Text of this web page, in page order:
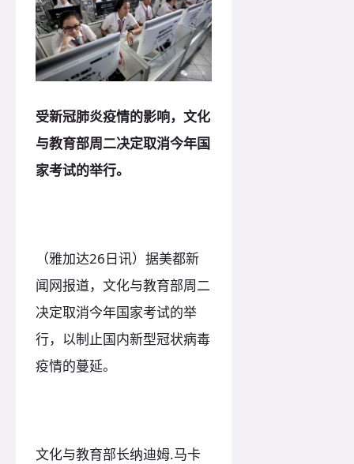
受新冠肺炎疫情的影响，文化
与教育部周二决定取消今年国
家考试的举行。
（雅加达26日讯）据美都新
闻网报道，文化与教育部周二
决定取消今年国家考试的举
行，以制止国内新型冠状病毒
疫情的蔓延。
文化与教育部长纳迪姆.马卡